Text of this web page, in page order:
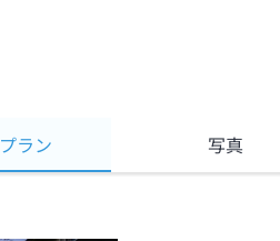
プラン 写真